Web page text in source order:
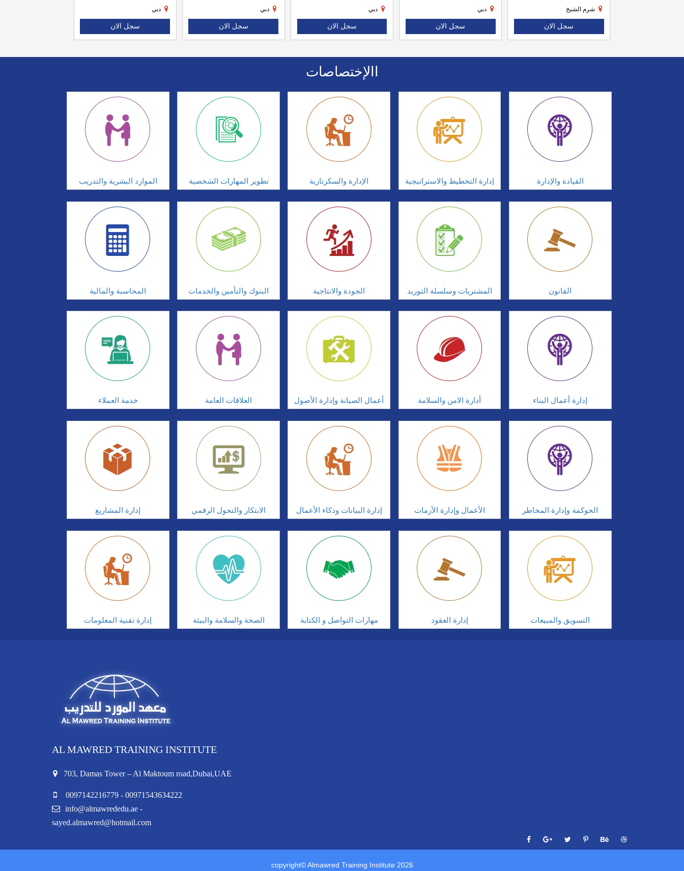
دبي
سجل الان
دبي
سجل الان
دبي
سجل الان
دبي
سجل الان
شرم الشيخ
سجل الان
االإختصاصات
الموارد البشرية والتدريب تطوير المهارات الشخصية الإدارة والسكرتارية إدارة التخطيط والاستراتيجية القيادة والإدارة
المحاسبة والمالية البنوك والتأمين والخدمات الجودة والانتاجية المشتريات وسلسلة التوريد القانون
خدمة العملاء العلاقات العامة أعمال الصيانة وإدارة الأصول أدارة الامن والسلامة إدارة أعمال البناء
إدارة المشاريع الابتكار والتحول الرقمي إدارة البيانات وذكاء الأعمال الأعمال وإدارة الأزمات الحوكمة وإدارة المخاطر
إدارة تقنية المعلومات الصحة والسلامة والبيئة مهارات التواصل و الكتابة إدارة العقود التسويق والمبيعات
AL MAWRED TRAINING INSTITUTE
703, Damas Tower – Al Maktoum road,Dubai,UAE
0097142216779 - 00971543634222
info@almawrededu.ae -
sayed.almawred@hotmail.com
copyright© Almawred Training Institute 2026